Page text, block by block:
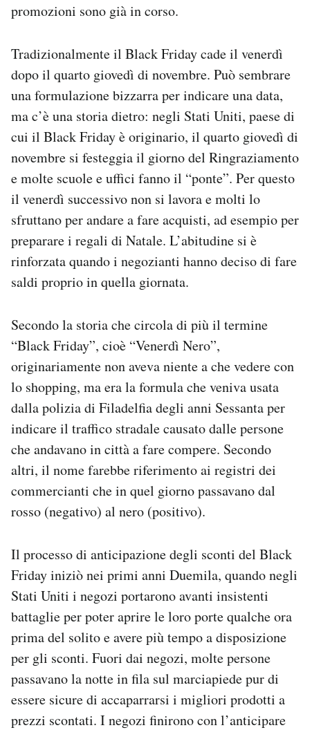
promozioni sono già in corso.
Tradizionalmente il Black Friday cade il venerdì
dopo il quarto giovedì di novembre. Può sembrare
una formulazione bizzarra per indicare una data,
ma c’è una storia dietro: negli Stati Uniti, paese di
cui il Black Friday è originario, il quarto giovedì di
novembre si festeggia il giorno del Ringraziamento
e molte scuole e uffici fanno il “ponte”. Per questo
il venerdì successivo non si lavora e molti lo
sfruttano per andare a fare acquisti, ad esempio per
preparare i regali di Natale. L’abitudine si è
rinforzata quando i negozianti hanno deciso di fare
saldi proprio in quella giornata.
Secondo la storia che circola di più il termine
“Black Friday”, cioè “Venerdì Nero”,
originariamente non aveva niente a che vedere con
lo shopping, ma era la formula che veniva usata
dalla polizia di Filadelfia degli anni Sessanta per
indicare il traffico stradale causato dalle persone
che andavano in città a fare compere. Secondo
altri, il nome farebbe riferimento ai registri dei
commercianti che in quel giorno passavano dal
rosso (negativo) al nero (positivo).
Il processo di anticipazione degli sconti del Black
Friday iniziò nei primi anni Duemila, quando negli
Stati Uniti i negozi portarono avanti insistenti
battaglie per poter aprire le loro porte qualche ora
prima del solito e avere più tempo a disposizione
per gli sconti. Fuori dai negozi, molte persone
passavano la notte in fila sul marciapiede pur di
essere sicure di accaparrarsi i migliori prodotti a
prezzi scontati. I negozi finirono con l’anticipare